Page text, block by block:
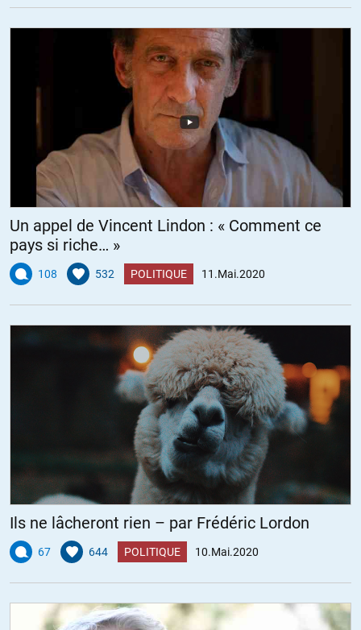
Un appel de Vincent Lindon : « Comment ce
pays si riche… »
108 532 POLITIQUE 11.Mai.2020
Ils ne lâcheront rien – par Frédéric Lordon
67 644 POLITIQUE 10.Mai.2020